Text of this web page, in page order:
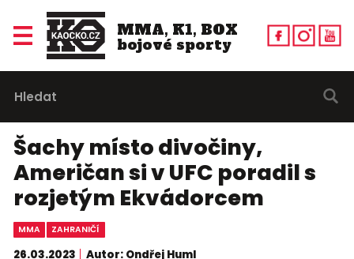
MMA, K1, BOX
bojové sporty
Šachy místo divočiny,
Američan si v UFC poradil s
rozjetým Ekvádorcem
MMA ZAHRANIČÍ
26.03.2023 Autor: Ondřej Huml